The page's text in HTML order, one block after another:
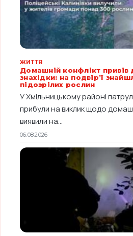
ЖИТТЯ
Домашній конфлікт привів
знахідки: на подвір’ї
підозрілих рослин
У Хмільницькому районі
прибули на виклик щодо
виявили на...
06.08.2026